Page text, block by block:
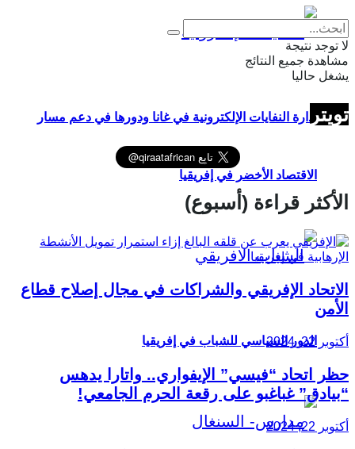
إدارة النفايات الإلكترونية في غانا ودورها في دعم مسار
الاقتصاد الأخضر في إفريقيا
الدور السياسي للشباب في إفريقيا
لا توجد نتيجة
مشاهدة جميع النتائج
يشغل حاليا
تويتر
الأكثر قراءة (أسبوع)
الاتحاد الإفريقي والشراكات في مجال إصلاح قطاع
الأمن
أكتوبر 22, 2024
حظر اتحاد “فيسي” الإيفواري.. واتارا يدهس
“بيادق” غباغبو على رقعة الحرم الجامعي!
أكتوبر 22, 2024